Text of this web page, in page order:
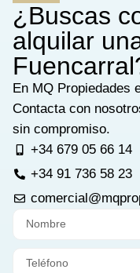
¿Buscas
alquilar
En MQ Propiedades
Contacta con
sin compromiso.
+34 679 05 66 14
+34 91 736 58 23